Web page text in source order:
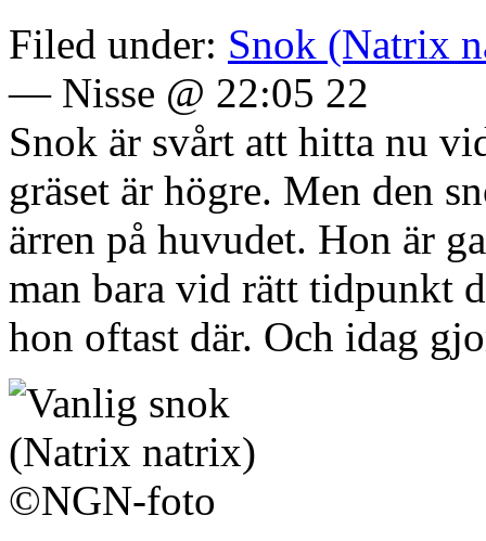
Filed under: Snok (Natrix
— Nisse @ 22:05 22
Snok är svårt att hitta nu
gräset är högre. Men den
ärren på huvudet. Hon är
man bara vid rätt tidpunkt
hon oftast där. Och idag